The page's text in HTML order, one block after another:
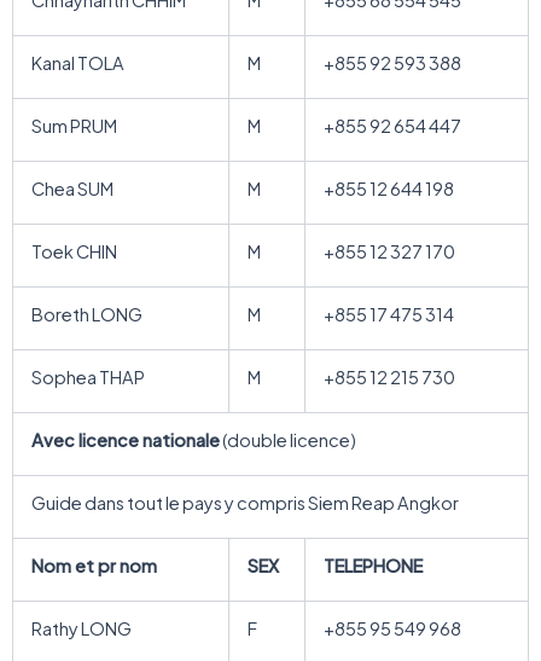
Kanal TOLA M +855 92 593 388
Sum PRUM M +855 92 654 447
Chea SUM M +855 12 644 198
Toek CHIN M +855 12 327 170
Boreth LONG M +855 17 475 314
Sophea THAP M +855 12 215 730
Aveclicence nationale(double licence)
Guide dans tout le pays y compris Siem Reap Angkor
Nom et pr nom SEX TELEPHONE
Rathy LONG F +855 95 549 968